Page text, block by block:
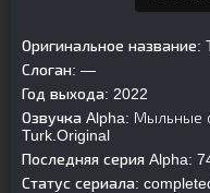
Оригинальное название:
Слоган: —
Год выхода: 2022
Озвучка Alpha: Мыльные
Turk.Original
Последняя серия Alpha:
Статус сериала: